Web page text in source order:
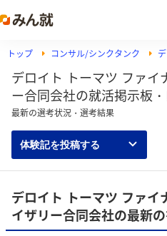
トップ コンサル/シンクタンク
デロイト トーマツ ファイ
ー合同会社の就活掲示板
最新の選考状況・選考結果
体験記を投稿する
デロイト トーマツ ファイ
イザリー合同会社の最新